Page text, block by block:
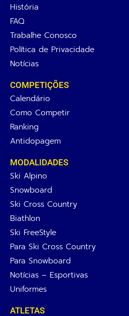
História
FAQ
Trabalhe Conosco
Política de Privacidade
Notícias
COMPETIÇÕES
Calendário
Como Competir
Ranking
Antidopagem
MODALIDADES
Ski Alpino
Snowboard
Ski Cross Country
Biathlon
Ski FreeStyle
Para Ski Cross Country
Para Snowboard
Notícias – Esportivas
Uniformes
ATLETAS